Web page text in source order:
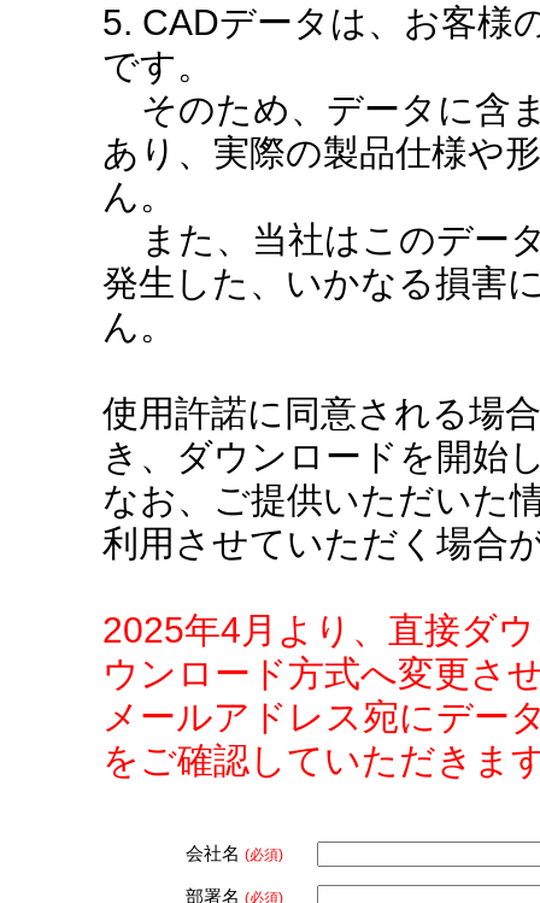
5. CADデータは、お客様
です。
そのため、データに含
あり、実際の製品仕様や
ん。
また、当社はこのデー
発生した、いかなる損害
ん。
使用許諾に同意される場
き、ダウンロードを開始
なお、ご提供いただいた
利用させていただく場合
2025年4月より、直接ダ
ウンロード方式へ変更さ
メールアドレス宛にデー
をご確認していただきま
会社名 (必須)
部署名 (必須)